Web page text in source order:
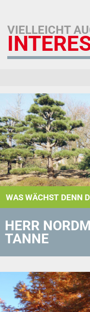
VIELLEICHT
WAS WÄCHST DENN
HERR
TANNE